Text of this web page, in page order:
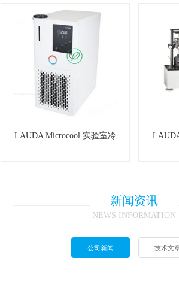
LAUDA Microcool 实验室冷
新闻资讯
NEWS INFORMATION
公司新闻 技术文